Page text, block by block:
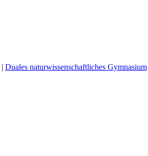
| Duales naturwissenschaftliches Gymnasium